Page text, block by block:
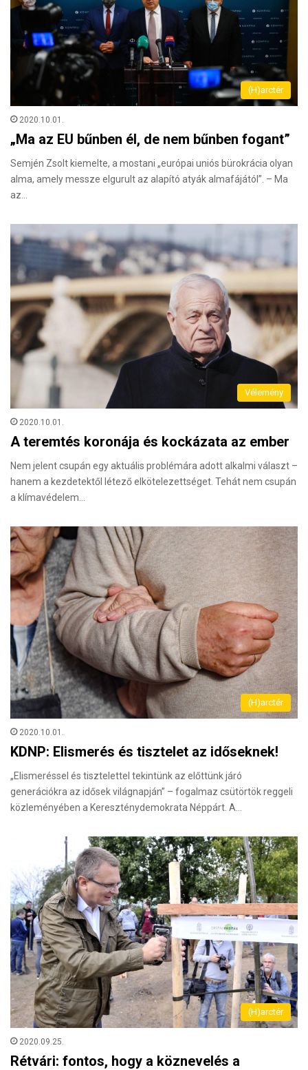
(H)arctér
2020.10.01.
„Ma az EU bűnben él, de nem bűnben fogant”
Semjén Zsolt kiemelte, a mostani „európai uniós bürokrácia olyan
alma, amely messze elgurult az alapító atyák almafájától”. – Ma
az…
Vélemény
2020.10.01.
A teremtés koronája és kockázata az ember
Nem jelent csupán egy aktuális problémára adott alkalmi választ –
hanem a kezdetektől létező elkötelezettséget. Tehát nem csupán
a klímavédelem…
(H)arctér
2020.10.01.
KDNP: Elismerés és tisztelet az időseknek!
„Elismeréssel és tisztelettel tekintünk az előttünk járó
generációkra az idősek világnapján” – fogalmaz csütörtök reggeli
közleményében a Kereszténydemokrata Néppárt. A…
(H)arctér
2020.09.25.
Rétvári: fontos, hogy a köznevelés a